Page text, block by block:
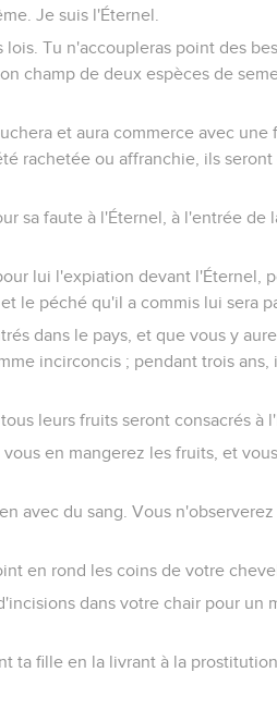
Je suis l'Éternel.
lois. Tu n'accoupleras point des
champ de deux espèces de
et aura commerce avec
rachetée ou affranchie, ils
sa faute à l'Éternel, à l'entrée
lui l'expiation devant l'Éternel,
le péché qu'il a commis lui sera
dans le pays, et que vous y
incirconcis ; pendant trois
leurs fruits seront consacrés à
en mangerez les fruits, et
avec du sang. Vous
en rond les coins de votre
dans votre chair pour un
ta fille en la livrant à la